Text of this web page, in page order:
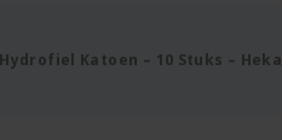
Katoen – 10 Stuks – Heka